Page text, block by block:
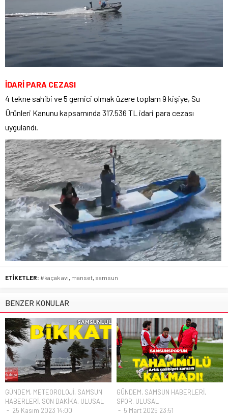
İDARİ PARA CEZASI
4 tekne sahibi ve 5 gemici olmak üzere toplam 9 kişiye, Su
Ürünleri Kanunu kapsamında 317.536 TL idari para cezası
uygulandı.
ETİKETLER: #kaçak avı, manset, samsun
BENZER KONULAR
GÜNDEM, METEOROLOJİ, SAMSUN
HABERLERİ, SON DAKİKA, ULUSAL
25 Kasım 2023 14:00
GÜNDEM, SAMSUN HABERLERİ,
SPOR, ULUSAL
5 Mart 2025 23:51